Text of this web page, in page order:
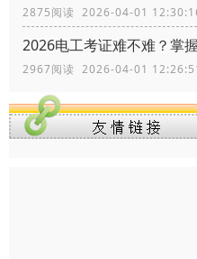
2875阅读 2026-04-01
2967阅读 2026-04-01